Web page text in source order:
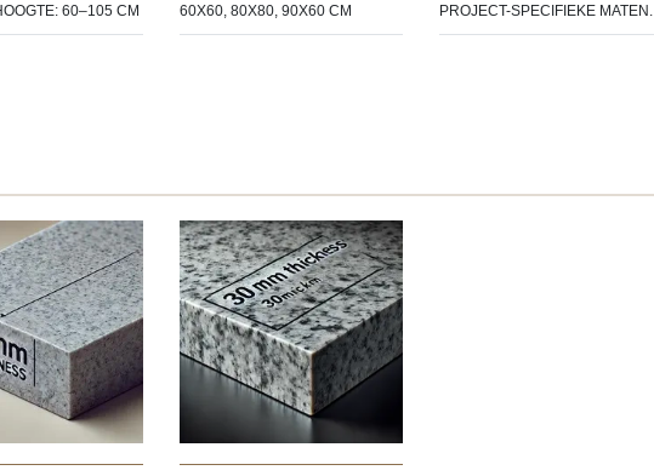
60–105 CM
60X60, 80X80, 90X60 CM
PROJECT-SPECIFIEKE MATEN.